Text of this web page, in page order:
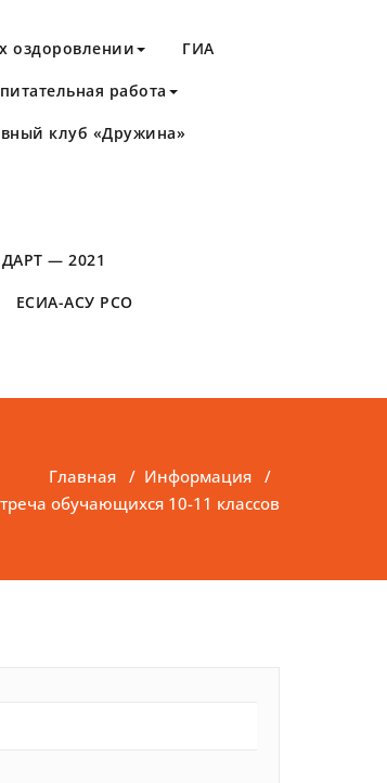
оздоровлении ГИА
работа
клуб «Дружина»
— 2021
ЕСИА-АСУ РСО
Главная / Информация /
обучающихся 10-11 классов